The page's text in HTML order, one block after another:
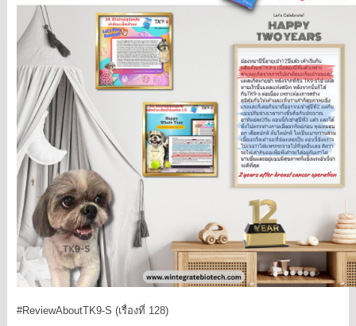
#ReviewAboutTK9-S (เรื่องที่ 128)